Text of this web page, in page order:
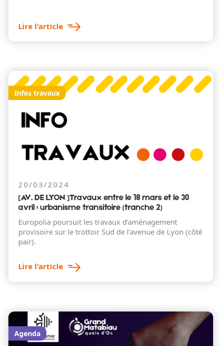
Lire l'article
Infos travaux
20/03/2024
[AV. DE LYON ]Travaux entre le 18 mars et le 30
avril : urbanisme transitoire (tranche 2)
Europolia poursuit les travaux d’aménagement
provisoire sur le trottoir Sud de l’avenue de Lyon (côté
pair).
Lire l'article
Agenda